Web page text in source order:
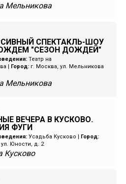
Мельникова
СПЕКТАКЛЬ-ШОУ
"СЕЗОН ДОЖДЕЙ"
Театр на
| Город: г. Москва, ул. Мельникова
Мельникова
ВЕЧЕРА В КУСКОВО.
ФУГИ
Усадьба Кусково | Город:
Юности, д. 2
Кусково